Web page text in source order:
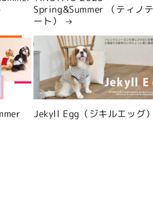
Spring&Summer （ティノ
ート）
Jekyll Egg（ジキルエッグ